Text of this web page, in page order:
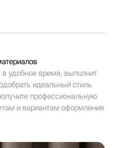
удобное время, выполнит
идеальный стиль
профессиональную
и вариантам оформления